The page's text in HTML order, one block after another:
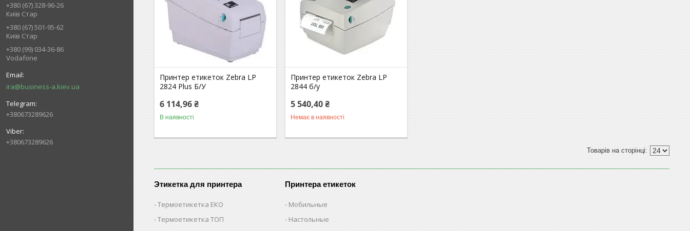
+380 (67) 328-96-26
Київ Стар
+380 (67) 501-95-62
Київ Стар
+380 (99) 034-36-86
Vodafone
ira@business-a.kiev.ua
+380673289626
+380673289626
Принтер етикеток Zebra LP
2824 Plus Б/У
6 114,96 ₴
В наявності
Принтер етикеток Zebra LP
2844 б/у
5 540,40 ₴
Немає в наявності
Этикетка для принтера
Термоетикетка ЕКО
Термоетикетка ТОП
Принтера етикеток
Мобильные
Настольные